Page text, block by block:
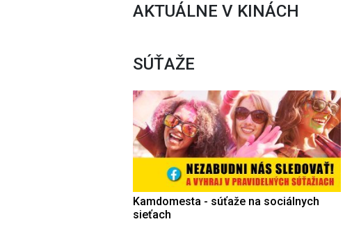
AKTUÁLNE V KINÁCH
SÚŤAŽE
Kamdomesta - súťaže na sociálnych
sieťach